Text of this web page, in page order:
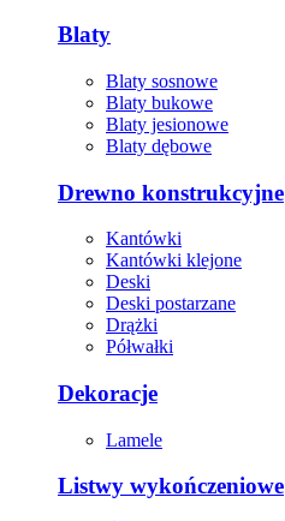
Blaty
Blaty sosnowe
Blaty bukowe
Blaty jesionowe
Blaty dębowe
Drewno konstrukcyjne
Kantówki
Kantówki klejone
Deski
Deski postarzane
Drążki
Półwałki
Dekoracje
Lamele
Listwy wykończeniowe